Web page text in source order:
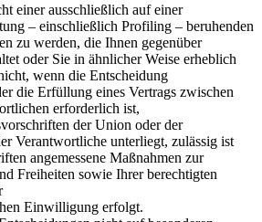
einer ausschließlich auf einer
– einschließlich Profiling – beruhenden
zu werden, die Ihnen gegenüber
oder Sie in ähnlicher Weise erheblich
wenn die Entscheidung
die Erfüllung eines Vertrags zwischen
erforderlich ist,
der Union oder der
Verantwortliche unterliegt, zulässig ist
angemessene Maßnahmen zur
Freiheiten sowie Ihrer berechtigten
Einwilligung erfolgt.